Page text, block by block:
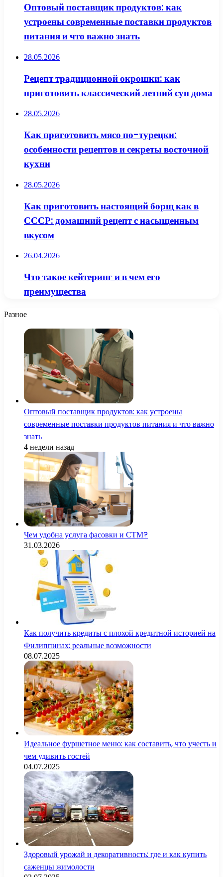
Оптовый поставщик продуктов: как
устроены современные поставки продуктов
питания и что важно знать
28.05.2026
Рецепт традиционной окрошки: как
приготовить классический летний суп дома
28.05.2026
Как приготовить мясо по-турецки:
особенности рецептов и секреты восточной
кухни
28.05.2026
Как приготовить настоящий борщ как в
СССР: домашний рецепт с насыщенным
вкусом
26.04.2026
Что такое кейтеринг и в чем его
преимущества
Разное
Оптовый поставщик продуктов: как устроены
современные поставки продуктов питания и что важно
знать
4 недели назад
Чем удобна услуга фасовки и СТМ?
31.03.2026
Как получить кредиты с плохой кредитной историей на
Филиппинах: реальные возможности
08.07.2025
Идеальное фуршетное меню: как составить, что учесть и
чем удивить гостей
04.07.2025
Здоровый урожай и декоративность: где и как купить
саженцы жимолости